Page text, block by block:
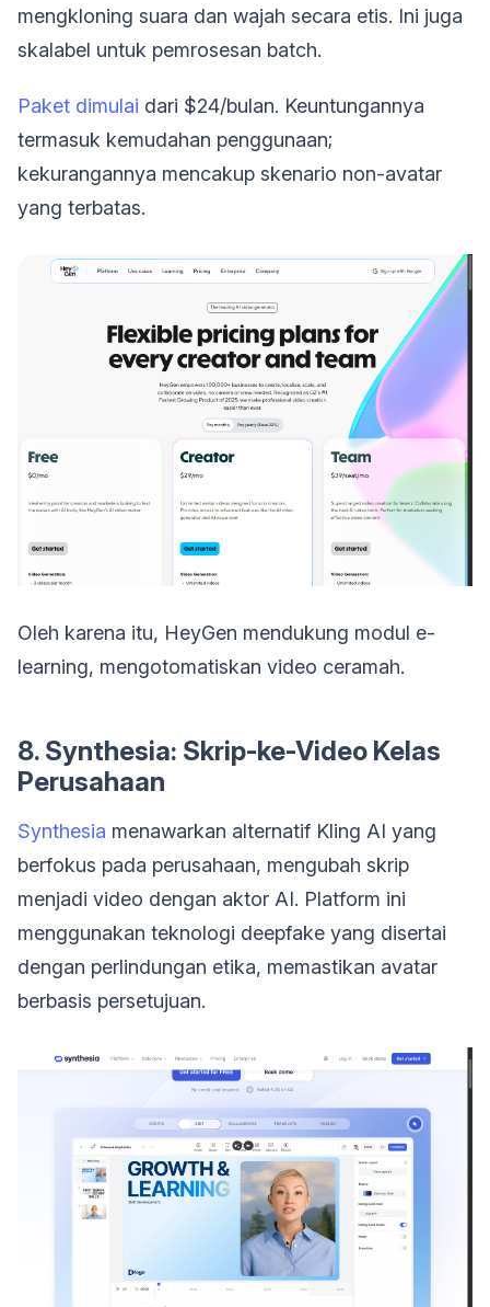
mengkloning suara dan wajah secara etis. Ini juga
skalabel untuk pemrosesan batch.
Paket dimulai dari $24/bulan. Keuntungannya
termasuk kemudahan penggunaan;
kekurangannya mencakup skenario non-avatar
yang terbatas.
Oleh karena itu, HeyGen mendukung modul e-
learning, mengotomatiskan video ceramah.
8. Synthesia: Skrip-ke-Video Kelas
Perusahaan
Synthesia menawarkan alternatif Kling AI yang
berfokus pada perusahaan, mengubah skrip
menjadi video dengan aktor AI. Platform ini
menggunakan teknologi deepfake yang disertai
dengan perlindungan etika, memastikan avatar
berbasis persetujuan.